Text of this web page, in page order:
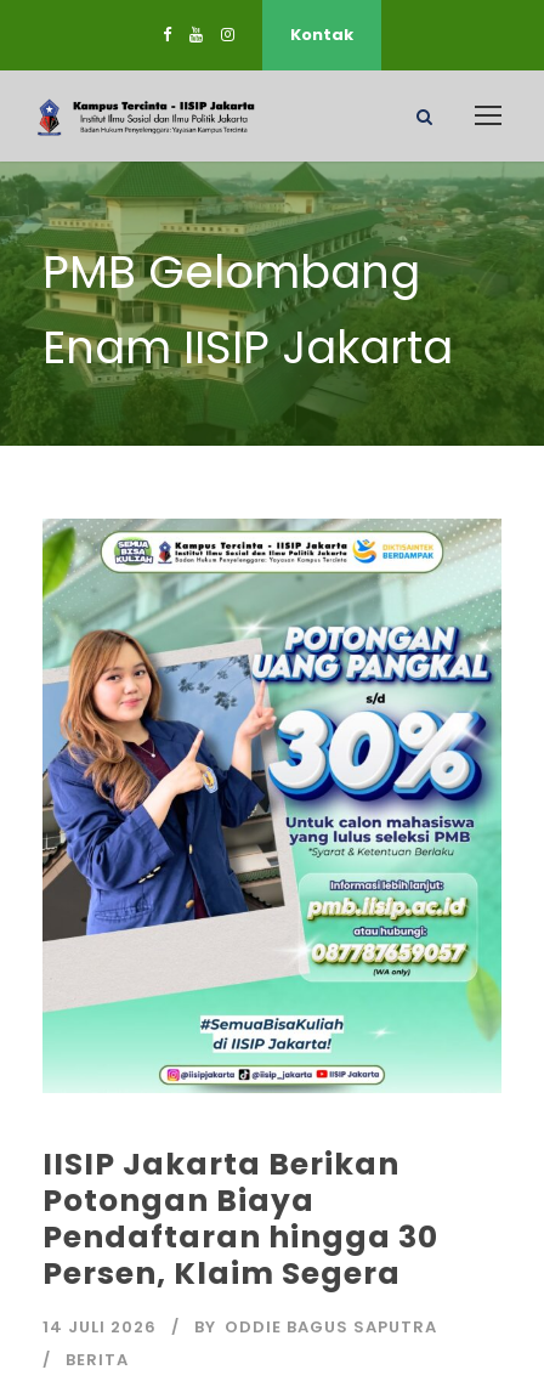
Kontak
PMB Gelombang
Enam IISIP Jakarta
IISIP Jakarta Berikan
Potongan Biaya
Pendaftaran hingga 30
Persen, Klaim Segera
14 JULI 2026 BY ODDIE BAGUS SAPUTRA
BERITA